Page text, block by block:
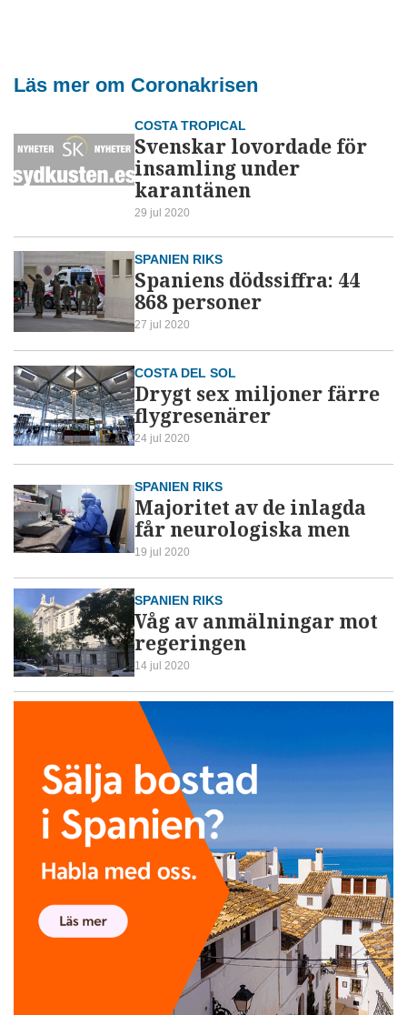
Läs mer om Coronakrisen
COSTA TROPICAL
Svenskar lovordade för
insamling under
karantänen
29 jul 2020
SPANIEN RIKS
Spaniens dödssiffra: 44
868 personer
27 jul 2020
COSTA DEL SOL
Drygt sex miljoner färre
flygresenärer
24 jul 2020
SPANIEN RIKS
Majoritet av de inlagda
får neurologiska men
19 jul 2020
SPANIEN RIKS
Våg av anmälningar mot
regeringen
14 jul 2020